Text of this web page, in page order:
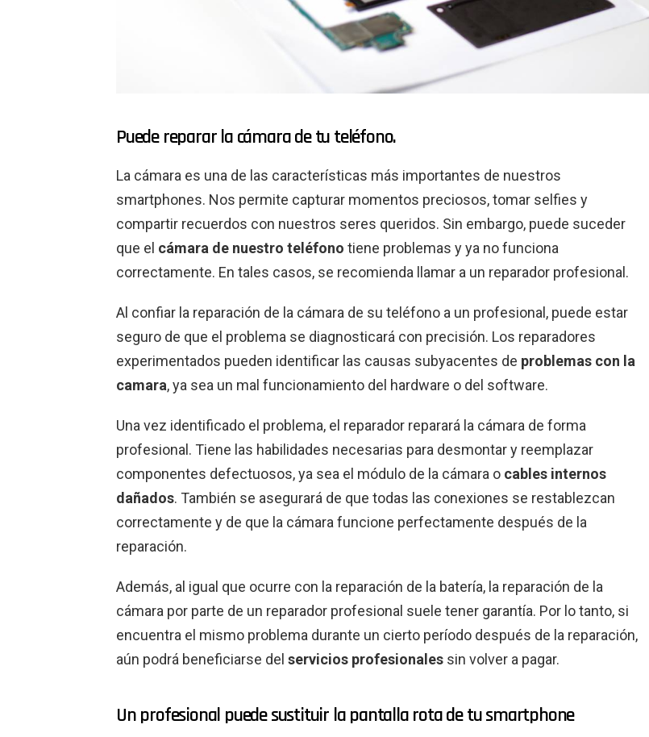
Puede reparar la cámara de tu teléfono.
La cámara es una de las características más importantes de nuestros
smartphones. Nos permite capturar momentos preciosos, tomar selfies y
compartir recuerdos con nuestros seres queridos. Sin embargo, puede suceder
que el cámara de nuestro teléfono tiene problemas y ya no funciona
correctamente. En tales casos, se recomienda llamar a un reparador profesional.
Al confiar la reparación de la cámara de su teléfono a un profesional, puede estar
seguro de que el problema se diagnosticará con precisión. Los reparadores
experimentados pueden identificar las causas subyacentes de problemas con la
camara, ya sea un mal funcionamiento del hardware o del software.
Una vez identificado el problema, el reparador reparará la cámara de forma
profesional. Tiene las habilidades necesarias para desmontar y reemplazar
componentes defectuosos, ya sea el módulo de la cámara o cables internos
dañados. También se asegurará de que todas las conexiones se restablezcan
correctamente y de que la cámara funcione perfectamente después de la
reparación.
Además, al igual que ocurre con la reparación de la batería, la reparación de la
cámara por parte de un reparador profesional suele tener garantía. Por lo tanto, si
encuentra el mismo problema durante un cierto período después de la reparación,
aún podrá beneficiarse del servicios profesionales sin volver a pagar.
Un profesional puede sustituir la pantalla rota de tu smartphone